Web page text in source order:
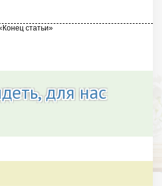
для нас